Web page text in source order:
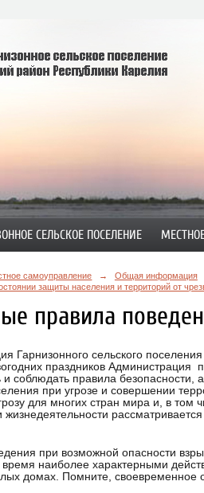
СЕЛЬСКОЕ ПОСЕЛЕНИЕ
самоуправление → Общая информация
защиты населения и территорий от
правила
Гарнизонного сельского
праздников Администрация
и соблюдать правила
при угрозе и совершении
для многих стран мира и, в том
жизнедеятельности
при возможной опасности
наиболее характерными
домах. Помните, своевременное